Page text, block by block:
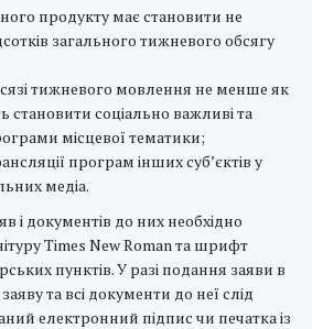
продукту має становити не
загального тижневого обсягу
тижневого мовлення не менше як
становити соціально важливі та
місцевої тематики;
програм інших суб’єктів у
медіа.
і документів до них необхідно
Times New Roman та шрифт
пунктів. У разі подання заяви в
та всі документи до неї слід
електронний підпис чи печатка із